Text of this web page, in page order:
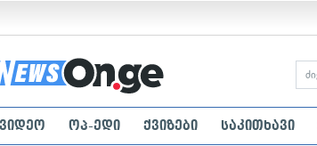
ვიდეო ოპ-ედი ქვიზები საკითხავი